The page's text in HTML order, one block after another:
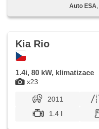
Auto ESA
x23
Kia Rio
1.4i, 80 kW, klimatizace
2011
1.4 l